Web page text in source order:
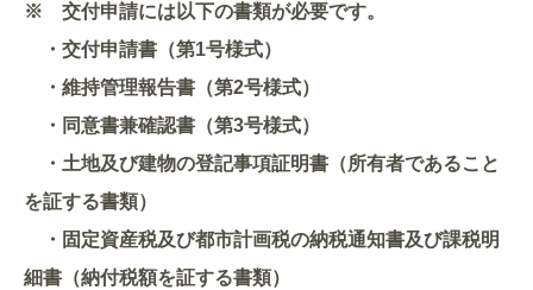
※ 交付申請には以下の書類が必要です。
・交付申請書（第1号様式）
・維持管理報告書（第2号様式）
・同意書兼確認書（第3号様式）
・土地及び建物の登記事項証明書（所有者であること
を証する書類）
・固定資産税及び都市計画税の納税通知書及び課税明
細書（納付税額を証する書類）